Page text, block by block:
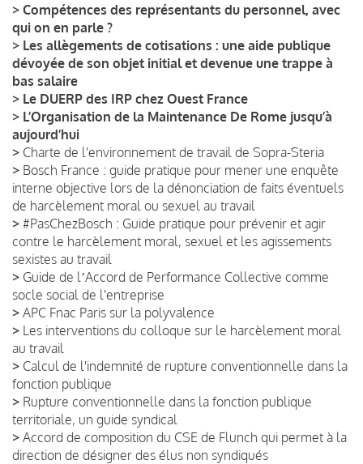
> Compétences des représentants du personnel, avec
qui on en parle ?
> Les allègements de cotisations : une aide publique
dévoyée de son objet initial et devenue une trappe à
bas salaire
> Le DUERP des IRP chez Ouest France
> L’Organisation de la Maintenance De Rome jusqu’à
aujourd’hui
> Charte de l'environnement de travail de Sopra-Steria
> Bosch France : guide pratique pour mener une enquête
interne objective lors de la dénonciation de faits éventuels
de harcèlement moral ou sexuel au travail
> #PasChezBosch : Guide pratique pour prévenir et agir
contre le harcèlement moral, sexuel et les agissements
sexistes au travail
> Guide de lʼAccord de Performance Collective comme
socle social de l'entreprise
> APC Fnac Paris sur la polyvalence
> Les interventions du colloque sur le harcèlement moral
au travail
> Calcul de l'indemnité de rupture conventionnelle dans la
fonction publique
> Rupture conventionnelle dans la fonction publique
territoriale, un guide syndical
> Accord de composition du CSE de Flunch qui permet à la
direction de désigner des élus non syndiqués